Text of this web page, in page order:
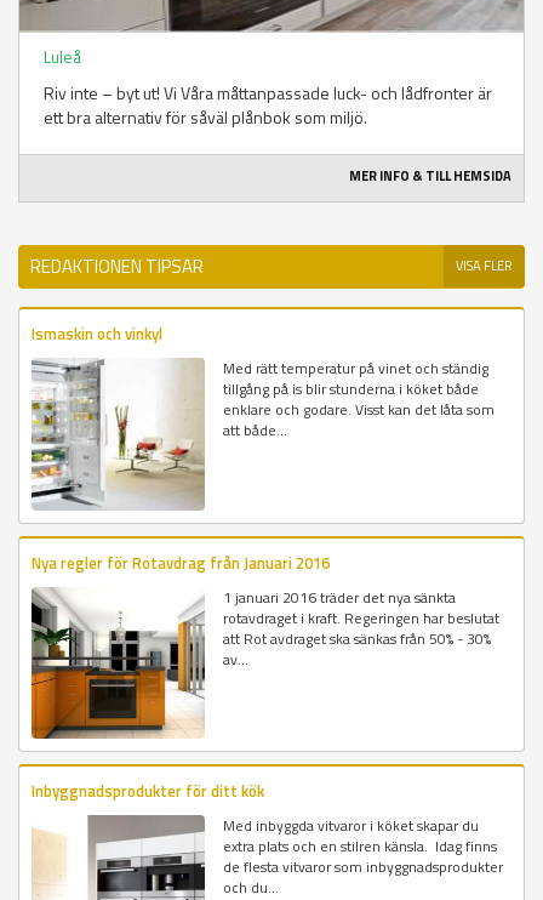
Luleå
Riv inte – byt ut! Vi Våra måttanpassade luck- och lådfronter är
ett bra alternativ för såväl plånbok som miljö.
MER INFO & TILL HEMSIDA
REDAKTIONEN TIPSAR VISA FLER
Ismaskin och vinkyl
Med rätt temperatur på vinet och ständig
tillgång på is blir stunderna i köket både
enklare och godare. Visst kan det låta som
att både...
Nya regler för Rotavdrag från Januari 2016
1 januari 2016 träder det nya sänkta
rotavdraget i kraft. Regeringen har beslutat
att Rot avdraget ska sänkas från 50% - 30%
av...
Inbyggnadsprodukter för ditt kök
Med inbyggda vitvaror i köket skapar du
extra plats och en stilren känsla. Idag finns
de flesta vitvaror som inbyggnadsprodukter
och du...